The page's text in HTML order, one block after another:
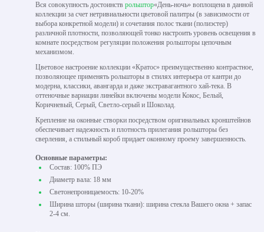
Вся совокупность достоинств рольштор«День-ночь» воплощена в данной
коллекции за счет нетривиальности цветовой палитры (в зависимости от
выбора конкретной модели) и сочетания полос ткани (полиэстер)
различной плотности, позволяющей тонко настроить уровень освещения в
комнате посредством регуляции положения рольшторы цепочным
механизмом.
Цветовое настроение коллекции «Кратос» преимущественно контрастное,
позволяющее применять рольшторы в стилях интерьера от кантри до
модерна, классики, авангарда и даже экстравагантного хай-тека. В
оттеночные вариации линейки включены модели Кокос, Белый,
Коричневый, Серый, Светло-серый и Шоколад.
Крепление на оконные створки посредством оригинальных кронштейнов
обеспечивает надежность и плотность прилегания рольшторы без
сверления, а стильный короб придает оконному проему завершенность.
Основные параметры:
Состав: 100% ПЭ
Диаметр вала: 18 мм
Светонепроницаемость: 10-20%
Ширина шторы (ширина ткани): ширина стекла Вашего окна + запас
2-4 см.